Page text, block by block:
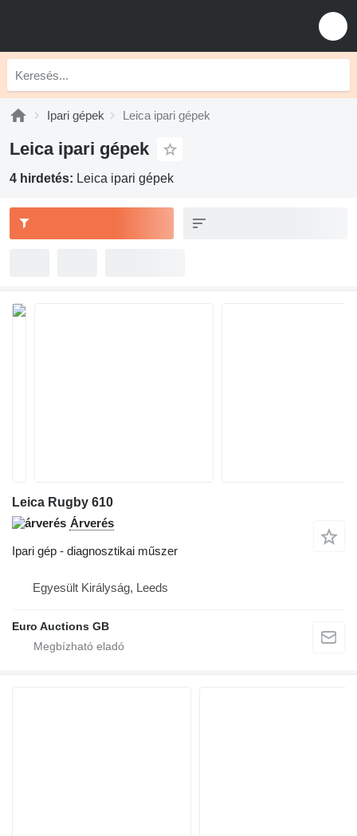
Ipari gépek Leica ipari gépek
Leica ipari gépek
4 hirdetés: Leica ipari gépek
Leica Rugby 610
Árverés
Ipari gép - diagnosztikai műszer
Egyesült Királyság, Leeds
Euro Auctions GB